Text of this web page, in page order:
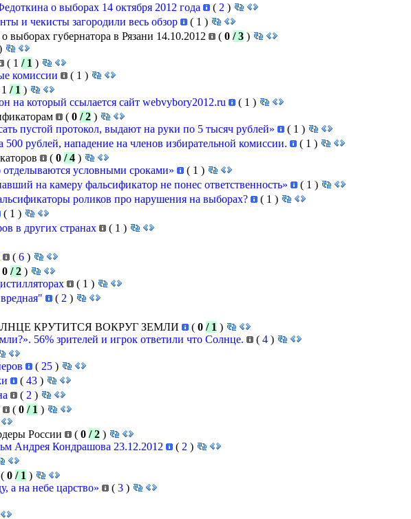
о выборах 14 октября 2012 года ( 2 )
и чекисты загородили весь обзор ( 1 )
губернатора в Рязани 14.10.2012 ( 0 / 3 )
( 1 / 1 )
комиссии ( 1 )
1 / 1 )
на который ссылается сайт webvybory2012.ru ( 1 )
( 0 / 2 )
пустой протокол, выдают на руки по 5 тысяч рублей» ( 1 )
рублей, нападение на членов избирательной комиссии. ( 1 )
( 0 / 4 )
отделываются условными сроками» ( 1 )
на камеру фальсификатор не понес ответственность» ( 1 )
роликов про нарушения на выборах? ( 1 )
( 1 )
в других странах ( 1 )
( 6 )
0 / 2 )
( 1 )
( 2 )
КРУТИТСЯ ВОКРУГ ЗЕМЛИ ( 0 / 1 )
56% зрителей и игрок ответили что Солнце. ( 4 )
( 25 )
( 43 )
( 2 )
( 0 / 1 )
России ( 0 / 2 )
Андрея Кондрашова 23.12.2012 ( 2 )
( 0 / 1 )
а на небе царство» ( 3 )